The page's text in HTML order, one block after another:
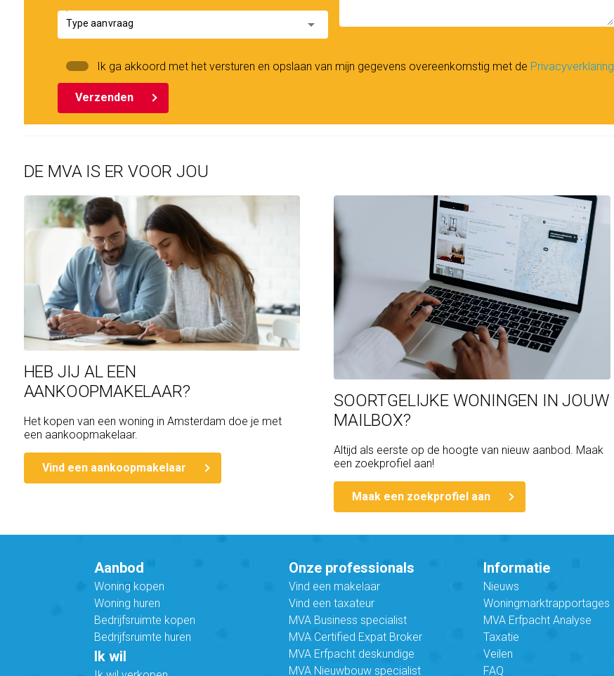
Type aanvraag arrow_drop_down
Ik ga akkoord met het versturen en opslaan van mijn gegevens overeenkomstig met de Privacyverklaring
Verzenden
DE MVA IS ER VOOR JOU
HEB JIJ AL EEN
AANKOOPMAKELAAR?
Het kopen van een woning in Amsterdam doe je met
een aankoopmakelaar.
Vind een aankoopmakelaar
SOORTGELIJKE WONINGEN IN JOUW
MAILBOX?
Altijd als eerste op de hoogte van nieuw aanbod. Maak
een zoekprofiel aan!
Maak een zoekprofiel aan
Aanbod
Woning kopen
Woning huren
Bedrijfsruimte kopen
Bedrijfsruimte huren
Ik wil
Onze professionals
Vind een makelaar
Vind een taxateur
MVA Business specialist
MVA Certified Expat Broker
MVA Erfpacht deskundige
MVA Nieuwbouw specialist
Informatie
Nieuws
Woningmarktrapportages
MVA Erfpacht Analyse
Taxatie
Veilen
FAQ